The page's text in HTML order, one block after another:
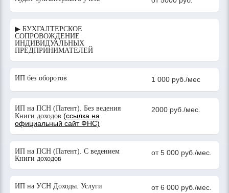
▶ БУХГАЛТЕРСКОЕ
СОПРОВОЖДЕНИЕ
ИНДИВИДУАЛЬНЫХ
ПРЕДПРИНИМАТЕЛЕЙ
ИП без оборотов 1 000 руб./мес
ИП на ПСН (Патент). Без ведения
Книги доходов (ссылка на
официальный сайт ФНС)
2000 руб./мес.
ИП на ПСН (Патент). С ведением
Книги доходов
от 5 000 руб./мес.
ИП на УСН Доходы. Услуги от 6 000 руб./мес.